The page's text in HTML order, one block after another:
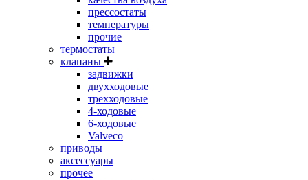
прессостаты
температуры
прочие
термостаты
клапаны
задвижки
двухходовые
трехходовые
4-ходовые
6-ходовые
Valveco
приводы
аксессуары
прочее